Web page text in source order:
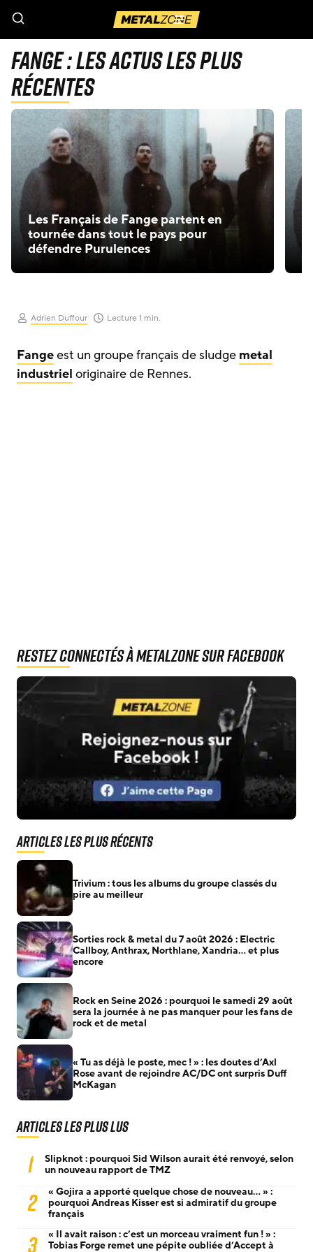
Menu
Adrien Duffour Lecture 1 min.
Fangeest un groupe français de sludge metal
industriel originaire de Rennes.
Fange : Les actus les plus
récentes
Les Français de Fange partent en
tournée dans tout le pays pour
défendre Purulences
Restez connectés à MetalZone sur Facebook
Articles les plus récents
Trivium : tous les albums du groupe classés du
pire au meilleur
Sorties rock & metal du 7 août 2026 : Electric
Callboy, Anthrax, Northlane, Xandria… et plus
encore
Rock en Seine 2026 : pourquoi le samedi 29 août
sera la journée à ne pas manquer pour les fans de
rock et de metal
« Tu as déjà le poste, mec ! » : les doutes d’Axl
Rose avant de rejoindre AC/DC ont surpris Duff
McKagan
Articles les plus lus
1
Slipknot : pourquoi Sid Wilson aurait été renvoyé, selon
un nouveau rapport de TMZ
2
« Gojira a apporté quelque chose de nouveau… » :
pourquoi Andreas Kisser est si admiratif du groupe
français
3
« Il avait raison : c’est un morceau vraiment fun ! » :
Tobias Forge remet une pépite oubliée d’Accept à